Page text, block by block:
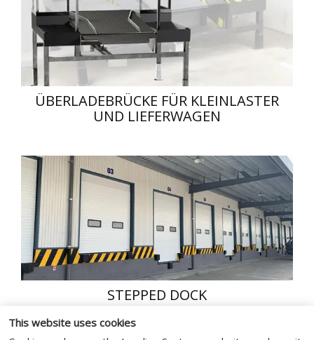
This website uses cookies
ÜBERLADEBRÜCKE FÜR KLEINLASTER
UND LIEFERWAGEN
STEPPED DOCK